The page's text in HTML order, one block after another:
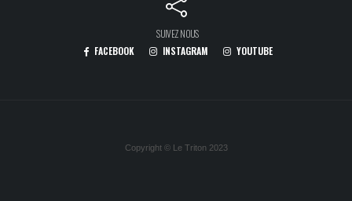
SUIVEZ NOUS
FACEBOOK
INSTAGRAM YOUTUBE
Copyright © Le Triton 2023